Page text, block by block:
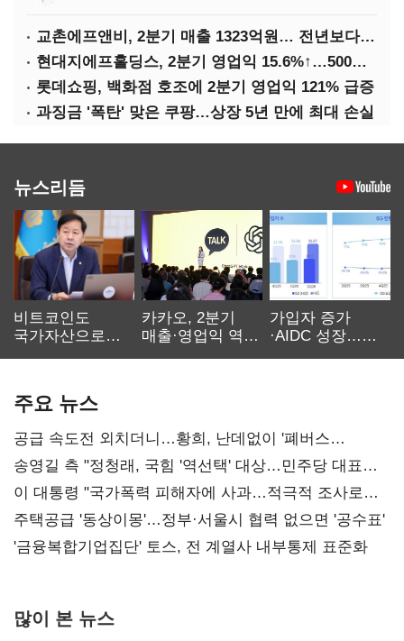
교촌에프앤비, 2분기 매출 1323억원… 전년보다 4.9%↑
현대지에프홀딩스, 2분기 영업익 15.6%↑…500억 규모 자사주 매입
롯데쇼핑, 백화점 호조에 2분기 영업익 121% 급증
과징금 '폭탄' 맞은 쿠팡…상장 5년 만에 최대 손실
뉴스리듬
비트코인도
국가자산으로…'
카카오, 2분기
매출·영업익 역대
가입자 증가
·AIDC 성장…
주요 뉴스
공급 속도전 외치더니…황희, 난데없이 '폐버스
리모델링' 제안
송영길 측 "정청래, 국힘 '역선택' 대상…민주당 대표로
총선 지휘 못해"
이 대통령 "국가폭력 피해자에 사과…적극적 조사로
진실 밝혀야"
주택공급 '동상이몽'…정부·서울시 협력 없으면 '공수표'
'금융복합기업집단' 토스, 전 계열사 내부통제 표준화
많이 본 뉴스